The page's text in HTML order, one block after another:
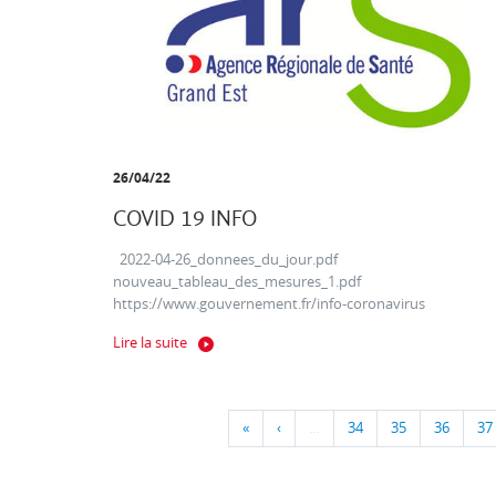
26/04/22
COVID 19 INFO
2022-04-26_donnees_du_jour.pdf
nouveau_tableau_des_mesures_1.pdf
https://www.gouvernement.fr/info-coronavirus
Lire la suite
« ‹ … 34 35 36 37